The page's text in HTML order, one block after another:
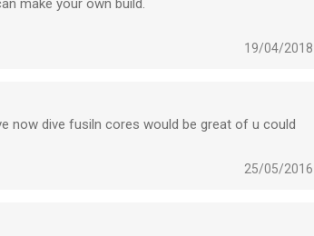
make your own build.
hell-type game, and you're complaining that it's
they play this like a shoot-em-up rather than a
19/04/2018
now dive fusiln cores would be great of u could
25/05/2016